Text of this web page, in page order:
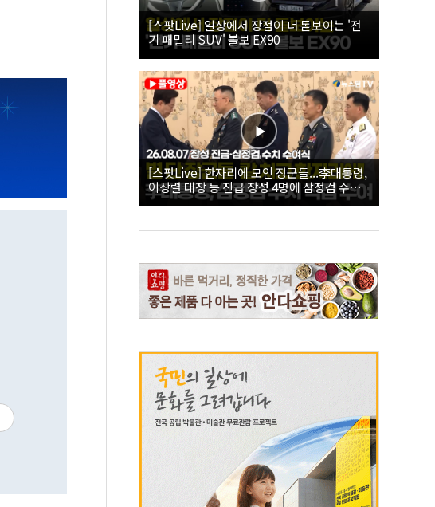
[스팟Live] 일상에서 장점이 더 돋보이는 '전
기 패밀리 SUV' 볼보 EX90
[스팟Live] 한자리에 모인 장군들...李대통령,
이상렬 대장 등 진급 장성 4명에 삼정검 수치
직접 수여｜26.08.07 장성 진급·삼정검 수치